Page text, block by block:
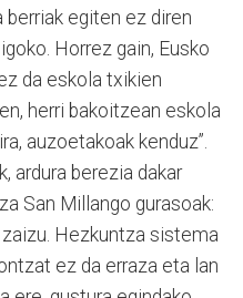
egiten ez diren
Horrez gain, Eusko
da eskola txikien
herri bakoitzean eskola
auzoetakoak kenduz”.
ardura berezia dakar
San Millango gurasoak:
Hezkuntza sistema
ez da erraza eta lan